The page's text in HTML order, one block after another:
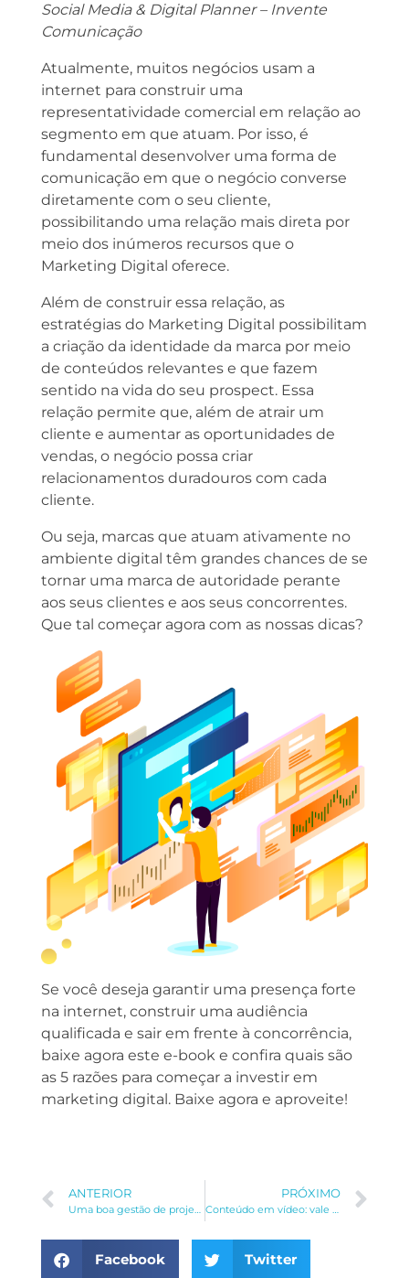
Social Media & Digital Planner – Invente
Comunicação
Atualmente, muitos negócios usam a
internet para construir uma
representatividade comercial em relação ao
segmento em que atuam. Por isso, é
fundamental desenvolver uma forma de
comunicação em que o negócio converse
diretamente com o seu cliente,
possibilitando uma relação mais direta por
meio dos inúmeros recursos que o
Marketing Digital oferece.
Além de construir essa relação, as
estratégias do Marketing Digital possibilitam
a criação da identidade da marca por meio
de conteúdos relevantes e que fazem
sentido na vida do seu prospect. Essa
relação permite que, além de atrair um
cliente e aumentar as oportunidades de
vendas, o negócio possa criar
relacionamentos duradouros com cada
cliente.
Ou seja, marcas que atuam ativamente no
ambiente digital têm grandes chances de se
tornar uma marca de autoridade perante
aos seus clientes e aos seus concorrentes.
Que tal começar agora com as nossas dicas?
Se você deseja garantir uma presença forte
na internet, construir uma audiência
qualificada e sair em frente à concorrência,
baixe agora este e-book e confira quais são
as 5 razões para começar a investir em
marketing digital. Baixe agora e aproveite!
ANTERIOR
Uma boa gestão de projeto é essencial para conseguir alcançar seus objetivos
PRÓXIMO
Conteúdo em vídeo: vale a pena?
Facebook Twitter